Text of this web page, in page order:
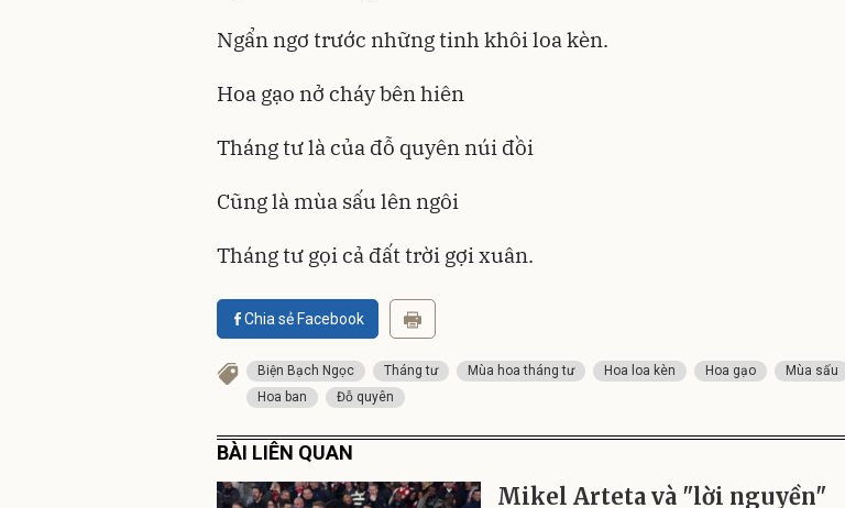
Ngẩn ngơ trước những tinh khôi loa kèn.
Hoa gạo nở cháy bên hiên
Tháng tư là của đỗ quyên núi đồi
Cũng là mùa sấu lên ngôi
Tháng tư gọi cả đất trời gợi xuân.
Chia sẻ Facebook
Biện Bạch Ngọc Tháng tư Mùa hoa tháng tư Hoa loa kèn Hoa gạo
Mùa sấu
Hoa ban
Đỗ quyên
BÀI LIÊN QUAN
Mikel Arteta và "lời nguyền"